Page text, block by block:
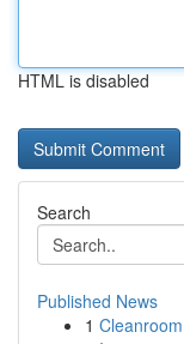
HTML is disabled
Search
Published News
1